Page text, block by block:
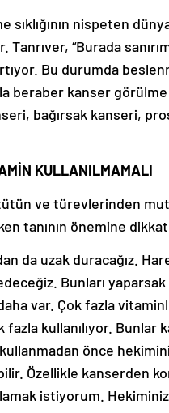
sıklığının nispeten
“Burada
Bu durumda
beraber kanser görülme
bağırsak kanseri,
KULLANILMAMALI
ve türevlerinden
tanının önemine
da uzak duracağız.
Bunları
var. Çok fazla
kullanılıyor.
önce
Özellikle kanserden
istiyorum.